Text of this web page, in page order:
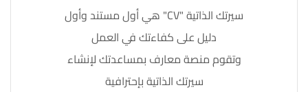
سيرتك الذاتية "CV" هي أول مستند وأول
دليل على كفاءتك في العمل
وتقوم منصة معارف بمساعدتك لإنشاء
سيرتك الذاتية بإحترافية